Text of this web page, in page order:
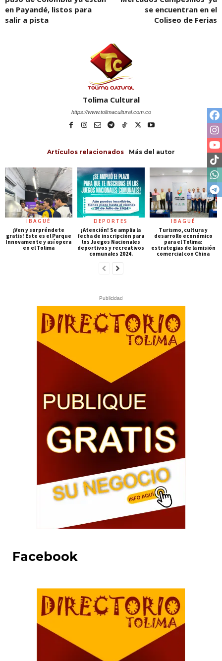
en Payandé, listos para
salir a pista
se encuentran en el
Coliseo de Ferias
Tolima Cultural
https://www.tolimacultural.com.co
Artículos relacionados Más del autor
IBAGUÉ
¡Ven y sorpréndete
gratis! Este es el Parque
Innovamente y así opera
en el Tolima
DEPORTES
¡Atención! Se amplia la
fecha de inscripción para
los Juegos Nacionales
deportivos y recreativos
comunales 2024.
IBAGUÉ
Turismo, cultura y
desarrollo económico
para el Tolima:
estrategias de la misión
comercial con China
Publicidad
Facebook